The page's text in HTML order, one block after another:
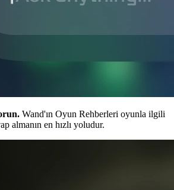
Wand'ın Oyun Rehberleri oyunla ilgili
almanın en hızlı yoludur.